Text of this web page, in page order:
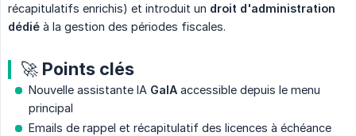
récapitulatifs enrichis) et introduit un droit d'administration
dédié à la gestion des périodes fiscales.
🚀 Points clés
Nouvelle assistante IA GaIA accessible depuis le menu
principal
Emails de rappel et récapitulatif des licences à échéance